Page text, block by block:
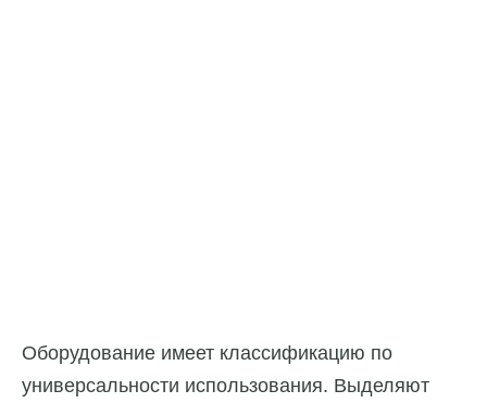
Оборудование имеет классификацию по
универсальности использования. Выделяют